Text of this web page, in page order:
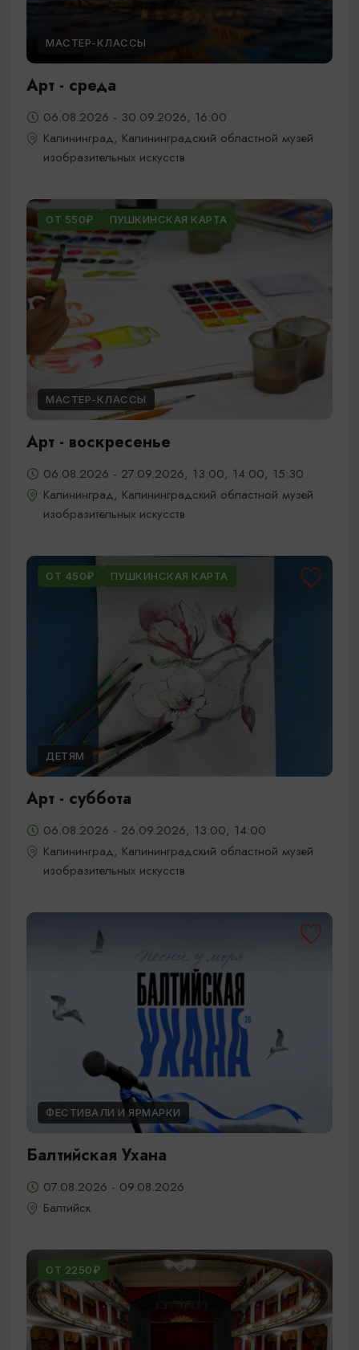
МАСТЕР-КЛАССЫ
Арт - среда
06.08.2026 - 30.09.2026, 16:00
Калининград, Калининградский областной музей
изобразительных искусств
ОТ 550₽ ПУШКИНСКАЯ КАРТА
МАСТЕР-КЛАССЫ
Арт - воскресенье
06.08.2026 - 27.09.2026, 13:00, 14:00, 15:30
Калининград, Калининградский областной музей
изобразительных искусств
ОТ 450₽ ПУШКИНСКАЯ КАРТА
ДЕТЯМ
Арт - суббота
06.08.2026 - 26.09.2026, 13:00, 14:00
Калининград, Калининградский областной музей
изобразительных искусств
ФЕСТИВАЛИ И ЯРМАРКИ
Балтийская Ухана
07.08.2026 - 09.08.2026
Балтийск
ОТ 2250₽